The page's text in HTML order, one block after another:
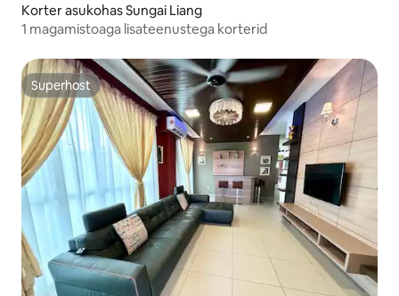
Korter asukohas Sungai Liang
1 magamistoaga lisateenustega korterid
Superhost
Superhost